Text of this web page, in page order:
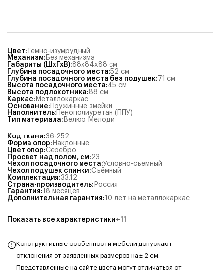
Цвет: Тёмно-изумрудный
Механизм: Без механизма
Габариты (ШхГхВ):88x84x88 см
Глубина посадочного места:52 см
Глубина посадочного места без подушек: 71
см
Высота посадочного места:45 см
Высота подлокотника:88 см
Каркас: Металлокаркас
Основание: Пружинные змейки
Наполнитель: Пенополиуретан (ППУ)
Тип материала: Велюр Мелоди
Код ткани:36-252
Форма опор: Наклонные
Цвет опор:Серебро
Просвет над полом, см:23
Чехол посадочного места:Условно-съёмный
Чехол подушек спинки:Съёмный
Комплектация:33.12
Страна-производитель: Россия
Гарантия:18 месяцев
Дополнительная гарантия:10 лет на металлокаркас
Показать все характеристики+11
Конструктивные особенности мебели допускают
отклонения от заявленных размеров на ± 2 см.
Представленные на сайте цвета могут отличаться от